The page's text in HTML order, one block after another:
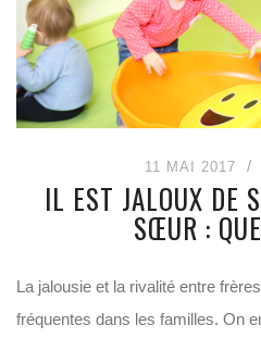
11 MAI 2017
IL EST JALOUX DE
SŒUR :
La jalousie et la rivalité entre
fréquentes dans les familles. On